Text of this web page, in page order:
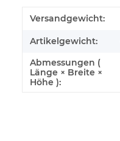
Versandgewicht:
Artikelgewicht:
Abmessungen (
Länge × Breite ×
Höhe ):